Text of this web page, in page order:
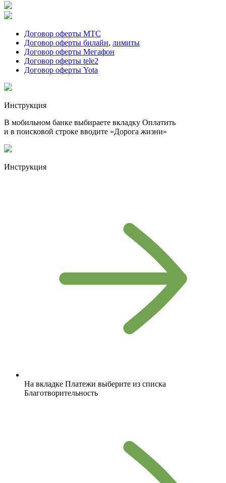
Договор оферты МТС
Договор оферты билайн, лимиты
Договор оферты Мегафон
Договор оферты tele2
Договор оферты Yota
Инструкция
В мобильном банке выбираете вкладку Оплатить
и в поисковой строке вводите «Дорога жизни»
Инструкция
На вкладке Платежи выберите из списка
Благотворительность